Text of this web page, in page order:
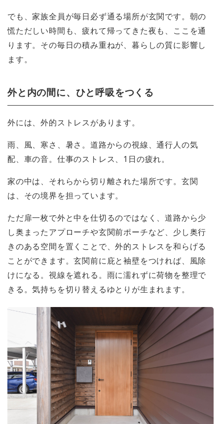
でも、家族全員が毎日必ず通る場所が玄関です。朝の
慌ただしい時間も、疲れて帰ってきた夜も、ここを通
ります。その毎日の積み重ねが、暮らしの質に影響し
ます。
外と内の間に、ひと呼吸をつくる
外には、外的ストレスがあります。
雨、風、寒さ、暑さ。道路からの視線、通行人の気
配、車の音。仕事のストレス、1日の疲れ。
家の中は、それらから切り離された場所です。玄関
は、その境界を担っています。
ただ扉一枚で外と中を仕切るのではなく、道路から少
し奥まったアプローチや玄関前ポーチなど、少し奥行
きのある空間を置くことで、外的ストレスを和らげる
ことができます。玄関前に庇と袖壁をつければ、風除
けになる。視線を遮れる。雨に濡れずに荷物を整理で
きる。気持ちを切り替えるゆとりが生まれます。